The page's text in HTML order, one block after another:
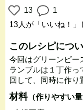
13
1
13人 が「いいね！」
このレシピにつ
今回はグリーンピー
ランブルは１丁作っ
回して、同時に作り
材料（作りやすい量